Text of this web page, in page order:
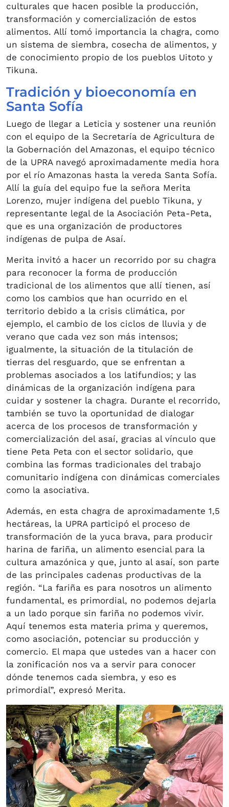
culturales que hacen posible la producción,
transformación y comercialización de estos
alimentos. Allí tomó importancia la chagra, como
un sistema de siembra, cosecha de alimentos, y
de conocimiento propio de los pueblos Uitoto y
Tikuna.
Tradición y bioeconomía en
Santa Sofía
Luego de llegar a Leticia y sostener una reunión
con el equipo de la Secretaría de Agricultura de
la Gobernación del Amazonas, el equipo técnico
de la UPRA navegó aproximadamente media hora
por el río Amazonas hasta la vereda Santa Sofía.
Allí la guía del equipo fue la señora Merita
Lorenzo, mujer indígena del pueblo Tikuna, y
representante legal de la Asociación Peta-Peta,
que es una organización de productores
indígenas de pulpa de Asaí.
Merita invitó a hacer un recorrido por su chagra
para reconocer la forma de producción
tradicional de los alimentos que allí tienen, así
como los cambios que han ocurrido en el
territorio debido a la crisis climática, por
ejemplo, el cambio de los ciclos de lluvia y de
verano que cada vez son más intensos;
igualmente, la situación de la titulación de
tierras del resguardo, que se enfrentan a
problemas asociados a los latifundios; y las
dinámicas de la organización indígena para
cuidar y sostener la chagra. Durante el recorrido,
también se tuvo la oportunidad de dialogar
acerca de los procesos de transformación y
comercialización del asaí, gracias al vínculo que
tiene Peta Peta con el sector solidario, que
combina las formas tradicionales del trabajo
comunitario indígena con dinámicas comerciales
como la asociativa.
Además, en esta chagra de aproximadamente 1,5
hectáreas, la UPRA participó el proceso de
transformación de la yuca brava, para producir
harina de fariña, un alimento esencial para la
cultura amazónica y que, junto al asaí, son parte
de las principales cadenas productivas de la
región. “La fariña es para nosotros un alimento
fundamental, es primordial, no podemos dejarla
a un lado porque sin fariña no podemos vivir.
Aquí tenemos esta materia prima y queremos,
como asociación, potenciar su producción y
comercio. El mapa que ustedes van a hacer con
la zonificación nos va a servir para conocer
dónde tenemos cada siembra, y eso es
primordial”, expresó Merita.